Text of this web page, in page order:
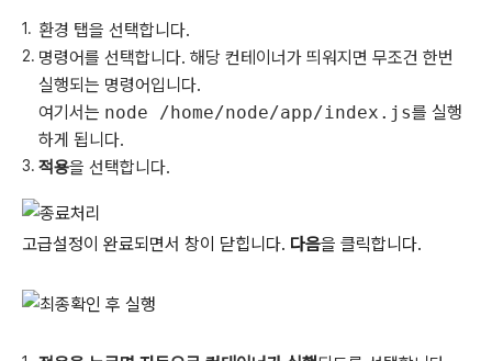
환경 탭을 선택합니다.
명령어를 선택합니다. 해당 컨테이너가 띄워지면 무조건 한번
실행되는 명령어입니다.
여기서는 node /home/node/app/index.js를 실행
하게 됩니다.
적용을 선택합니다.
고급설정이 완료되면서 창이 닫힙니다. 다음을 클릭합니다.